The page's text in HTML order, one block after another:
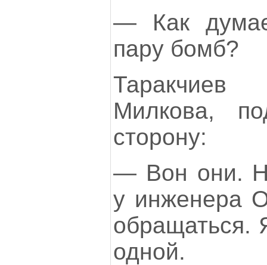
— Как
пару бомб?
Милкова,
сторону:
— Вон они.
у инженера
обращаться.
одной.